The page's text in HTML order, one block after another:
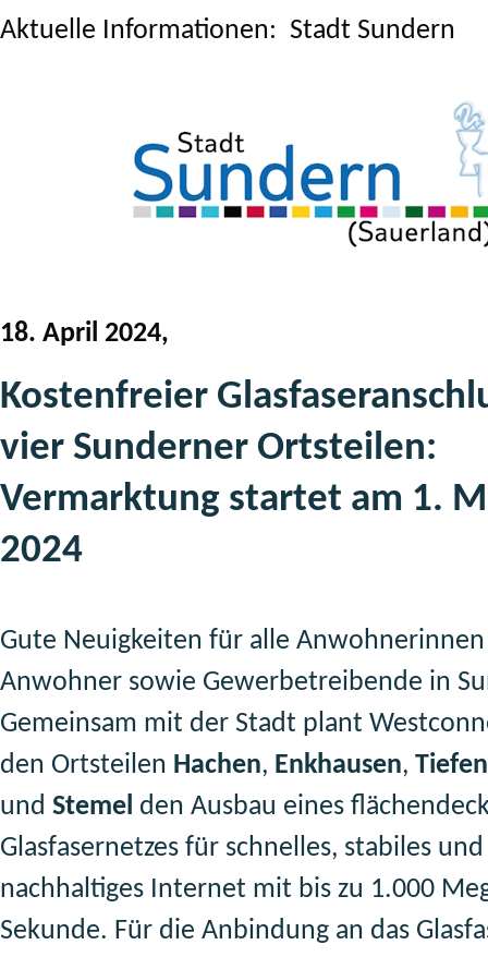
Aktuelle Informationen: Stadt Sundern
18. April 2024,
Kostenfreier
vier Sunderner Ortsteilen:
Vermarktung startet am 1.
2024
Gute Neuigkeiten für alle
Anwohner sowie Gewerbetreibende in
Gemeinsam mit der Stadt plant
den Ortsteilen Hachen, Enkhausen,
und Stemel den Ausbau eines
Glasfasernetzes für schnelles, stabiles und
nachhaltiges Internet mit bis zu 1.000
Sekunde. Für die Anbindung an das